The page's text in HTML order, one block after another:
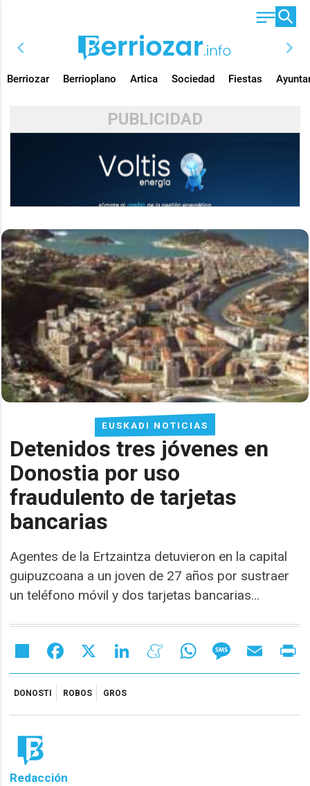
chevron_left chevron_right
Berriozar Berrioplano Artica Sociedad Fiestas
PUBLICIDAD
EUSKADI NOTICIAS
Detenidos tres jóvenes en
Donostia por uso
fraudulento de tarjetas
bancarias
Agentes de la Ertzaintza detuvieron en la capital
guipuzcoana a un joven de 27 años por sustraer
un teléfono móvil y dos tarjetas bancarias...
Share Facebook LinkedIn MeneameWhatsAppMessageEmail
DONOSTI ROBOS GROS
Redacción